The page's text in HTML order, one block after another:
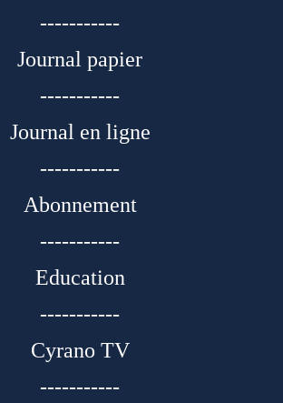
-----------
Journal papier
-----------
Journal en ligne
-----------
Abonnement
-----------
Education
-----------
Cyrano TV
-----------